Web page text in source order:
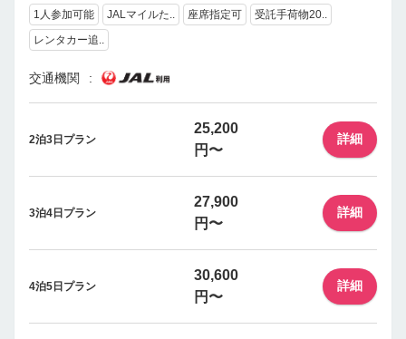
1人参加可能 JALマイルた.. 座席指定可
受託手荷物20..
レンタカー追..
交通機関
2泊3日プラン
25,200
円〜
詳細
3泊4日プラン
27,900
円〜
詳細
4泊5日プラン
30,600
円〜
詳細